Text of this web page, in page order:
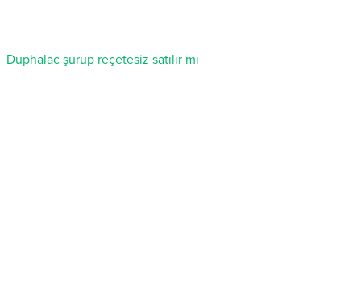
Duphalac şurup reçetesiz satılır mı